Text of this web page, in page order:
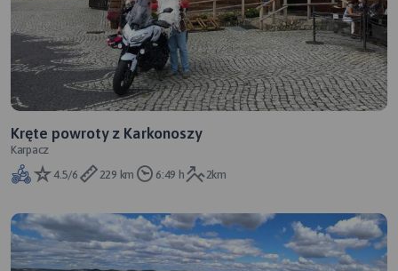
Kręte powroty z Karkonoszy
Karpacz
4.5/6
229 km 6:49 h 2km